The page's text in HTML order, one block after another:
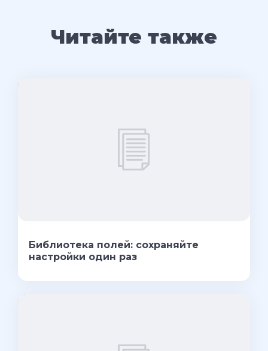
Читайте также
Библиотека полей: сохраняйте
настройки один раз